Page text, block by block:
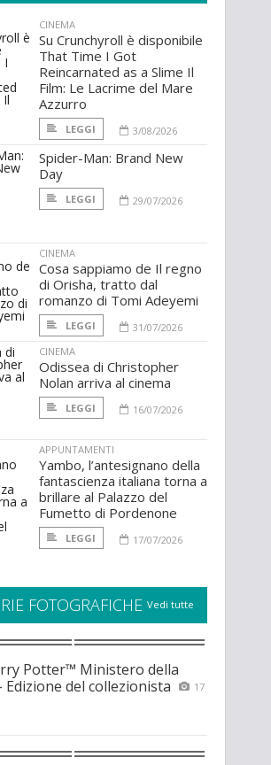
CINEMA
Su Crunchyroll è disponibile
That Time I Got
Reincarnated as a Slime Il
Film: Le Lacrime del Mare
Azzurro
LEGGI 3/08/2026
Spider-Man: Brand New
Day
LEGGI 29/07/2026
CINEMA
Cosa sappiamo de Il regno
di Orisha, tratto dal
romanzo di Tomi Adeyemi
LEGGI
31/07/2026
CINEMA
Odissea di Christopher
Nolan arriva al cinema
LEGGI 16/07/2026
APPUNTAMENTI
Yambo, l’antesignano della
fantascienza italiana torna a
brillare al Palazzo del
Fumetto di Pordenone
LEGGI 17/07/2026
FOTOGRAFICHE Vedi tutte
Potter™ Ministero della
del collezionista
17